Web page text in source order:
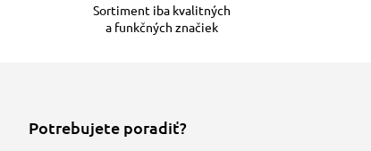
Sortiment iba kvalitných
a funkčných značiek
Potrebujete poradiť?